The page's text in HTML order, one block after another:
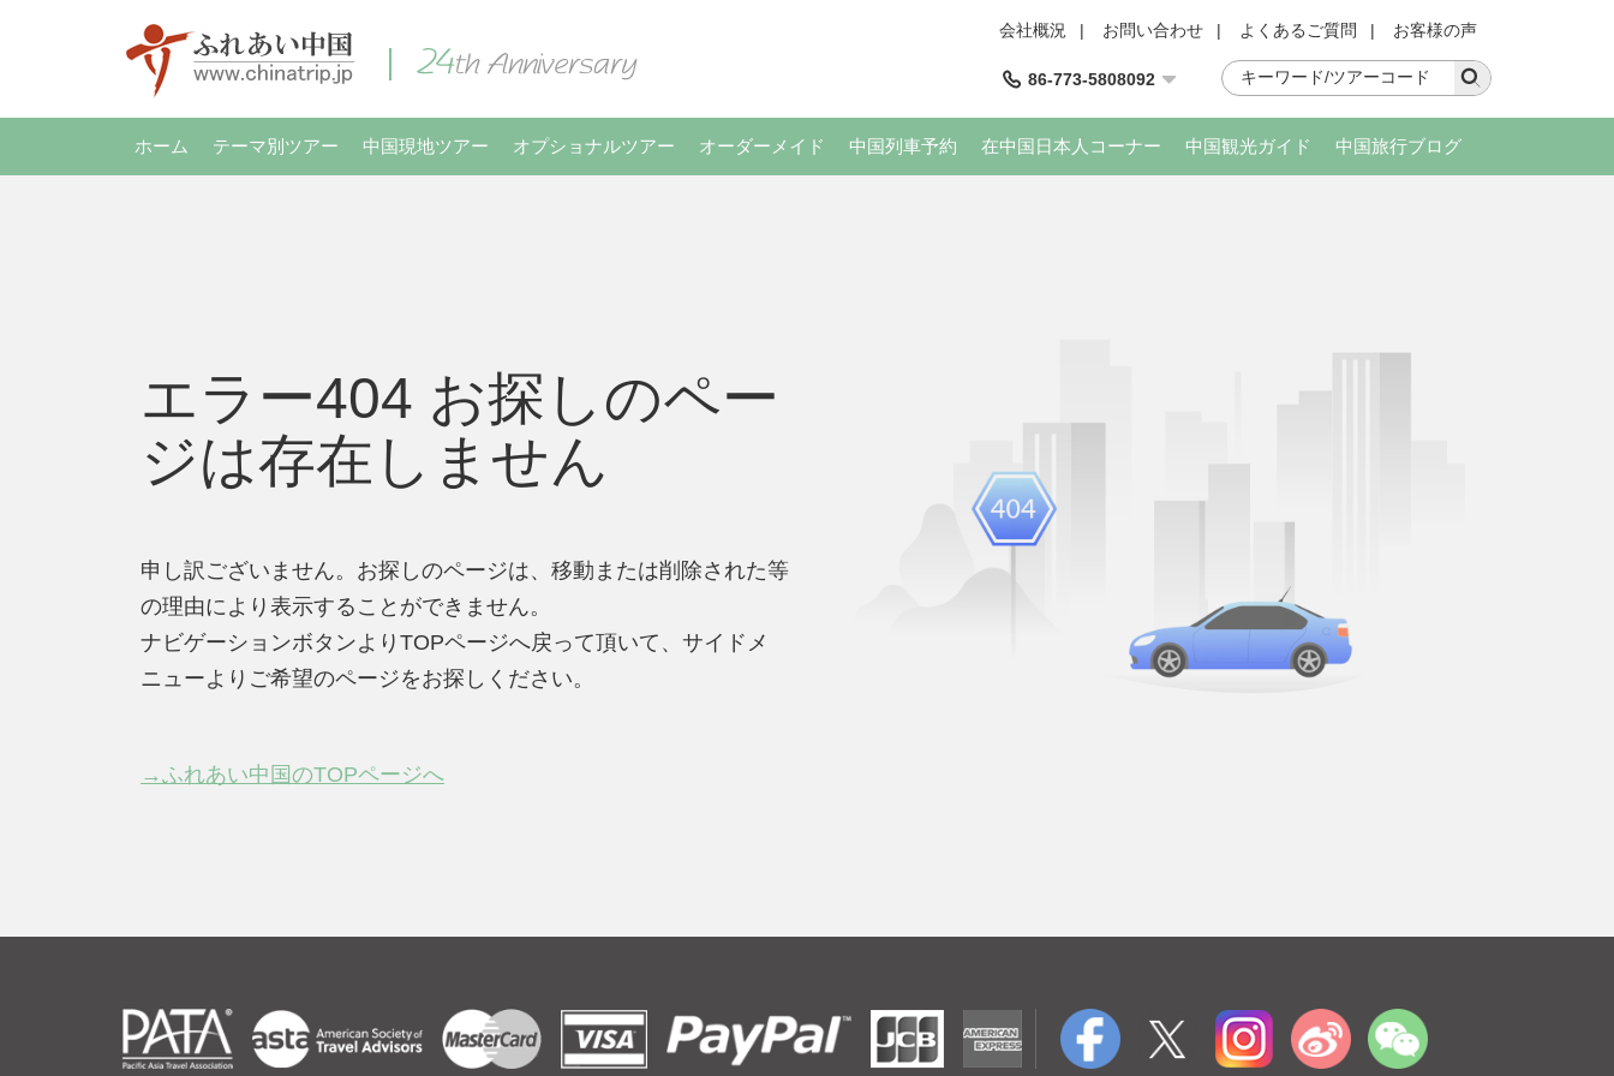
会社概況 | お問い合わせ | よくあるご質問 | お客様の声
86-773-5808092
ホーム テーマ別ツアー 中国現地ツアー オプショナルツアー オーダーメイド 中国列車予約 在中国日本人コーナー 中国観光ガイド 中国旅行ブログ
エラー404 お探しのペー
ジは存在しません
申し訳ございません。お探しのページは、移動または削除された等
の理由により表示することができません。
ナビゲーションボタンよりTOPページへ戻って頂いて、サイドメ
ニューよりご希望のページをお探しください。
→ふれあい中国のTOPページへ